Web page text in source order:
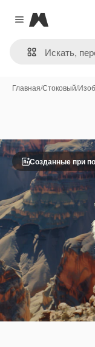
Close menu
Magnific
Главная/Стоковый/
Созданные при